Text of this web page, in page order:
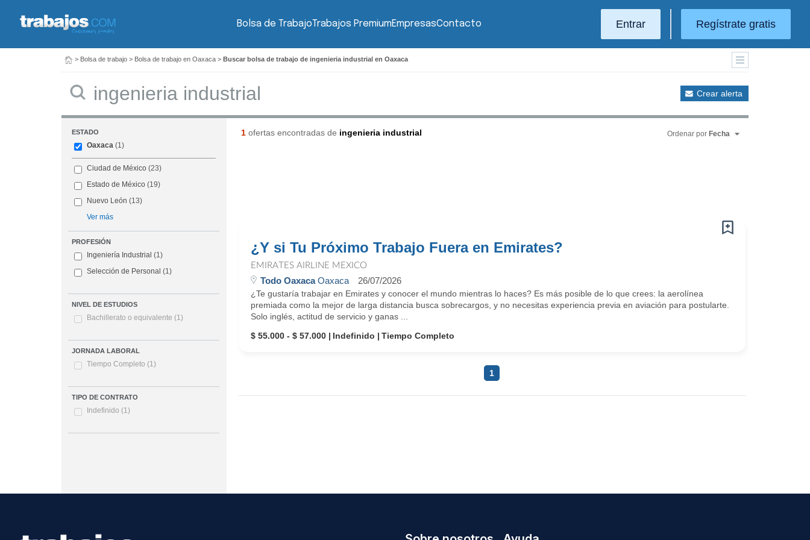
Bolsa de TrabajoTrabajos PremiumEmpresasContacto Entrar Regístrate gratis
> Bolsa de trabajo > Bolsa de trabajo en Oaxaca > Buscar bolsa de trabajo de ingenieria industrial en Oaxaca
Crear alerta
ESTADO
Oaxaca (1)
Ciudad de México (23)
Estado de México (19)
Nuevo León (13)
Ver más
PROFESIÓN
Ingeniería Industrial (1)
Selección de Personal (1)
NIVEL DE ESTUDIOS
Bachillerato o equivalente (1)
JORNADA LABORAL
Tiempo Completo (1)
TIPO DE CONTRATO
Indefinido (1)
1ofertas encontradas de ingenieria industrial Ordenar por Fecha
¿Y si Tu Próximo Trabajo Fuera en Emirates?
EMIRATES AIRLINE MEXICO
Todo OaxacaOaxaca 26/07/2026
¿Te gustaría trabajar en Emirates y conocer el mundo mientras lo haces? Es más posible de lo que crees: la aerolínea
premiada como la mejor de larga distancia busca sobrecargos, y no necesitas experiencia previa en aviación para postularte.
Solo inglés, actitud de servicio y ganas ...
$ 55.000 - $ 57.000
Indefinido Tiempo Completo
1